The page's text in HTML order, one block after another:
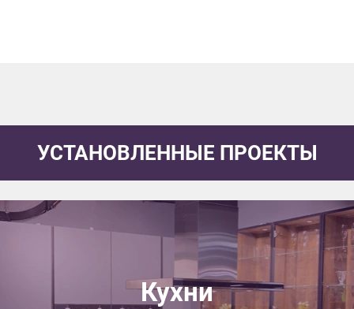
УСТАНОВЛЕННЫЕ ПРОЕКТЫ
Кухни